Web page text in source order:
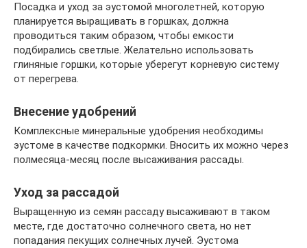
Посадка и уход за эустомой многолетней, которую
планируется выращивать в горшках, должна
проводиться таким образом, чтобы емкости
подбирались светлые. Желательно использовать
глиняные горшки, которые уберегут корневую систему
от перегрева.
Внесение удобрений
Комплексные минеральные удобрения необходимы
эустоме в качестве подкормки. Вносить их можно через
полмесяца-месяц после высаживания рассады.
Уход за рассадой
Выращенную из семян рассаду высаживают в таком
месте, где достаточно солнечного света, но нет
попадания пекущих солнечных лучей. Эустома